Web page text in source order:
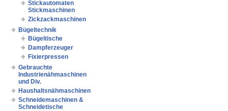
Stickautomaten
Stickmaschinen
Zickzackmaschinen
Bügeltechnik
Bügeltische
Dampferzeuger
Fixierpressen
Gebrauchte
Industrienähmaschinen
und Div.
Haushaltsnähmaschinen
Schneidemaschinen &
Schneidetische